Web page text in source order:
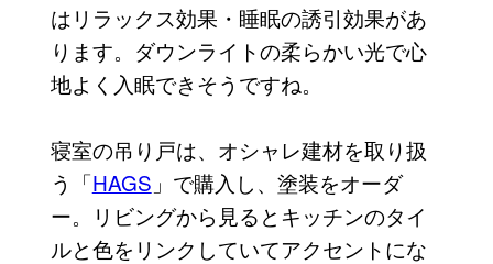
はリラックス効果・睡眠の誘引効果があ
ります。ダウンライトの柔らかい光で心
地よく入眠できそうですね。
寝室の吊り戸は、オシャレ建材を取り扱
う「HAGS 」で購入し、塗装をオーダ
ー。リビングから見るとキッチンのタイ
ルと色をリンクしていてアクセントにな